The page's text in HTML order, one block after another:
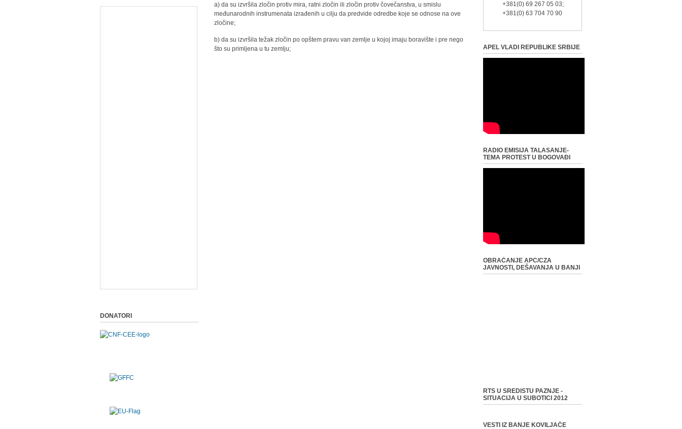
a) da su izvršila zločin protiv mira, ratni zločin ili zločin protiv čovečanstva, u smislu
međunarodnih instrumenata izrađenih u cilju da predvide odredbe koje se odnose na ove
zločine;
b) da su izvršila težak zločin po opštem pravu van zemlje u kojoj imaju boravište i pre nego
što su primljena u tu zemlju;
DONATORI
+381(0) 69 267 05 03;
+381(0) 63 704 70 90
APEL VLADI REPUBLIKE SRBIJE
RADIO EMISIJA TALASANJE-
TEMA PROTEST U BOGOVAĐI
OBRAĆANJE APC/CZA
JAVNOSTI, DEŠAVANJA U BANJI
RTS U SREDISTU PAZNJE -
SITUACIJA U SUBOTICI 2012
VESTI IZ BANJE KOVILJAČE